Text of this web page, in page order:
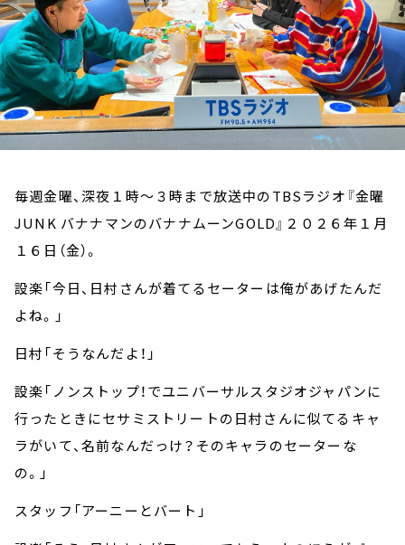
毎週金曜、深夜１時～３時まで放送中のTBSラジオ『金曜
JUNK バナナマンのバナナムーンGOLD』２０２６年１月
１６日（金）。
設楽「今日、日村さんが着てるセーターは俺があげたんだ
よね。」
日村「そうなんだよ！」
設楽「ノンストップ！でユニバーサルスタジオジャパンに
行ったときにセサミストリートの日村さんに似てるキャ
ラがいて、名前なんだっけ？そのキャラのセーターな
の。」
スタッフ「アーニーとバート」